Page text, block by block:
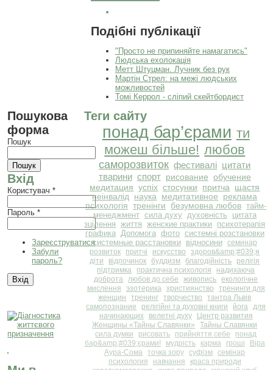
Подібні публікації
"Просто не припиняйте намагатись"
Людська ехолокація
Метт Штуцман. Лучник без рук
Мартін Стрел: на межі людських
можливостей
Томі Керрол - сліпий скейтбордист
Пошукова
форма
Пошук
Вхід
Користувач*
Пароль*
Зареєструватися
Забули
пароль?
Теги сайту
понад бар’єрами ти
можеш більше! любов
саморозвиток фестивалі цитати
тварини спорт рисование обучение
медитация успіх стосунки притча щастя
неінвалід наука медитативное
реклама
психологія
тренінги безумовна любов тайм-
менеджмент сила духу духовність
цитата
зцілення
життя женские практики психотерапія
графика
Допомога фото системні розстановки
системные расстановки
відносини семинар
розвиток
притчі искусство
здоров&amp;#039;я
діти
відпочинок буддизм благодійність
релігія
підтримка
практична психологія
надихаюча
доброта любов до себе живопись екологічне
мислення
эзотерика християнство
тренинги для
женщин
тренинг творчество
тантра Львів
самопознание
релігійні та духовні книги йога для
начинающих
велетні духу
Центр развития
Женщины «Тайны Славянки»
Тайны Славянки
сила думки
рисовать прийняття себе
понад
бар&amp;#039;єрами!
мудрість карма гроші
Віра
Аура-Сома точка зору суфізм семінар
психология
навчання
краса природи